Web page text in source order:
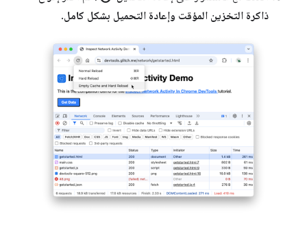
ذاكرة التخزين المؤقت وإعادة التحميل بشكل كامل.